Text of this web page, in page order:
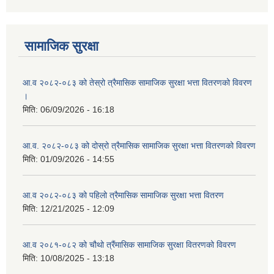
सामाजिक सुरक्षा
आ.व २०८२-०८३ को तेस्रो त्रैमासिक सामाजिक सुरक्षा भत्ता वितरणको विवरण
।
मिति: 06/09/2026 - 16:18
आ.व. २०८२-०८३ को दोस्रो त्रैमासिक सामाजिक सुरक्षा भत्ता वितरणको विवरण
मिति: 01/09/2026 - 14:55
आ.व २०८२-०८३ को पहिलो त्रैमासिक सामाजिक सुरक्षा भत्ता वितरण
मिति: 12/21/2025 - 12:09
आ.व २०८१-०८२ को चौथो त्रैंमासिक सामाजिक सुरक्षा वितरणको विवरण
मिति: 10/08/2025 - 13:18